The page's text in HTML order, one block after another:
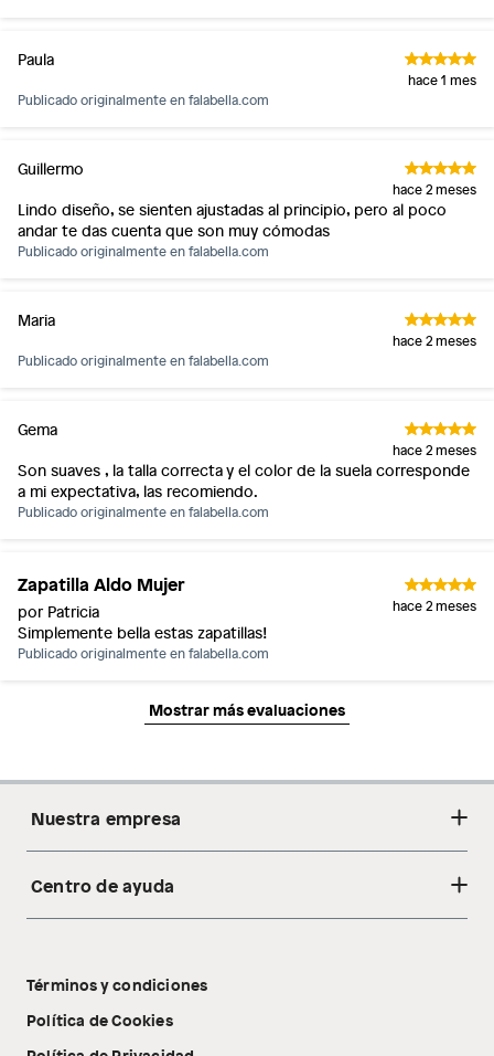
Paula
hace 1 mes
Publicado originalmente enfalabella.com
Guillermo
hace 2 meses
Lindo diseño, se sienten ajustadas al principio, pero al poco
andar te das cuenta que son muy cómodas
Publicado originalmente enfalabella.com
Maria
hace 2 meses
Publicado originalmente enfalabella.com
Gema
hace 2 meses
Son suaves , la talla correcta y el color de la suela corresponde
a mi expectativa, las recomiendo.
Publicado originalmente enfalabella.com
Zapatilla Aldo Mujer
por Patricia hace 2 meses
Simplemente bella estas zapatillas!
Publicado originalmente enfalabella.com
Mostrar más evaluaciones
Nuestra empresa
Acerca de nosotros
Tecnología Pillow Walk
Centro de ayuda
Libro de reclamaciones
Términos y condiciones
Política de Cookies